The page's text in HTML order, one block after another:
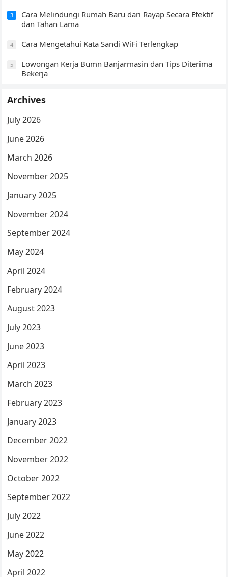
3
Cara Melindungi Rumah Baru dari Rayap Secara Efektif
dan Tahan Lama
4 Cara Mengetahui Kata Sandi WiFi Terlengkap
5
Lowongan Kerja Bumn Banjarmasin dan Tips Diterima
Bekerja
Archives
July 2026
June 2026
March 2026
November 2025
January 2025
November 2024
September 2024
May 2024
April 2024
February 2024
August 2023
July 2023
June 2023
April 2023
March 2023
February 2023
January 2023
December 2022
November 2022
October 2022
September 2022
July 2022
June 2022
May 2022
April 2022